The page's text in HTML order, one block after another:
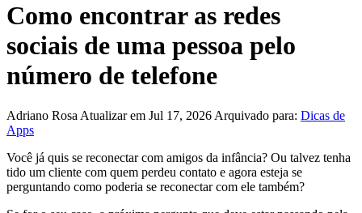
Como encontrar as redes
sociais de uma pessoa pelo
número de telefone
Adriano Rosa Atualizar em Jul 17, 2026 Arquivado para: Dicas de
Apps
Você já quis se reconectar com amigos da infância? Ou talvez tenha
tido um cliente com quem perdeu contato e agora esteja se
perguntando como poderia se reconectar com ele também?